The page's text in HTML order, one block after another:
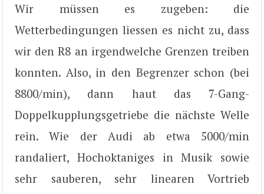
Wir müssen es zugeben: die
Wetterbedingungen liessen es nicht zu, dass
wir den R8 an irgendwelche Grenzen treiben
konnten. Also, in den Begrenzer schon (bei
8800/min), dann haut das 7-Gang-
Doppelkupplungsgetriebe die nächste Welle
rein. Wie der Audi ab etwa 5000/min
randaliert, Hochoktaniges in Musik sowie
sehr sauberen, sehr linearen Vortrieb